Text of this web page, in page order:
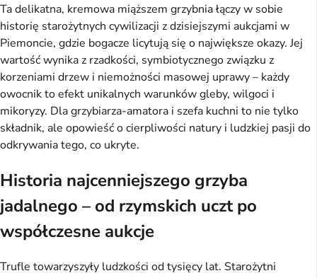
Ta delikatna, kremowa miąższem grzybnia łączy w sobie
historię starożytnych cywilizacji z dzisiejszymi aukcjami w
Piemoncie, gdzie bogacze licytują się o największe okazy. Jej
wartość wynika z rzadkości, symbiotycznego związku z
korzeniami drzew i niemożności masowej uprawy – każdy
owocnik to efekt unikalnych warunków gleby, wilgoci i
mikoryzy. Dla grzybiarza-amatora i szefa kuchni to nie tylko
składnik, ale opowieść o cierpliwości natury i ludzkiej pasji do
odkrywania tego, co ukryte.
Historia najcenniejszego grzyba
jadalnego – od rzymskich uczt po
współczesne aukcje
Trufle towarzyszyły ludzkości od tysięcy lat. Starożytni